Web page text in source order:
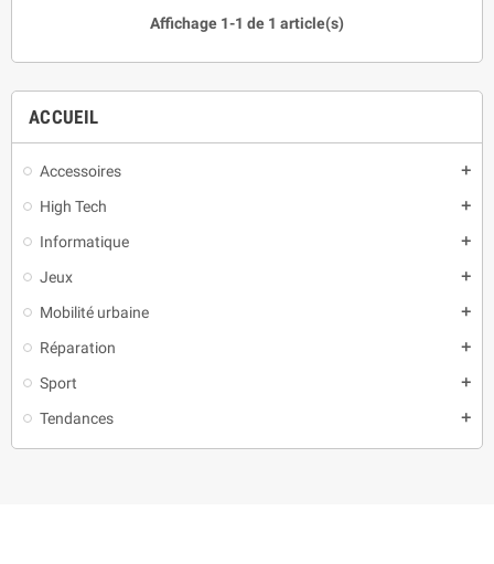
ACCUEIL
Accessoires add
High Tech add
Informatique add
Jeux add
Mobilité urbaine add
Réparation add
Sport add
Tendances add
Affichage 1-1 de 1 article(s)